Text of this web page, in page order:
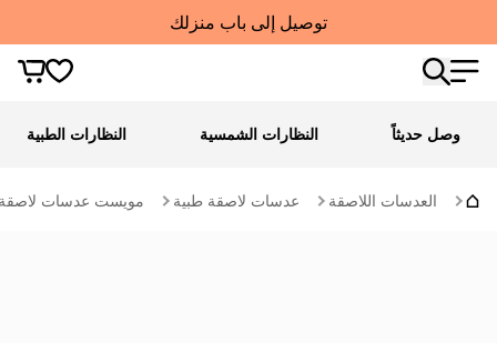
توصيل إلى باب منزلك
وصل حديثاً النظارات الشمسية النظارات الطبية
العدسات اللاصقة عدسات لاصقة طبية مويست عدسات لاصقة